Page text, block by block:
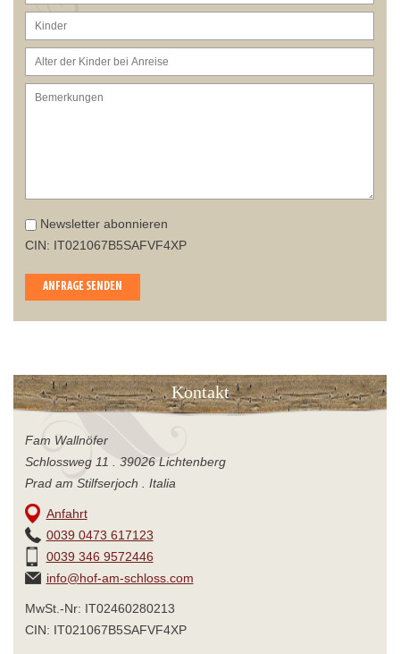
Newsletter abonnieren
CIN: IT021067B5SAFVF4XP
ANFRAGE SENDEN
Kontakt
Fam Wallnöfer
Schlossweg 11 . 39026 Lichtenberg
Prad am Stilfserjoch . Italia
Anfahrt
0039 0473 617123
0039 346 9572446
info@hof-am-schloss.com
MwSt.-Nr: IT02460280213
CIN: IT021067B5SAFVF4XP